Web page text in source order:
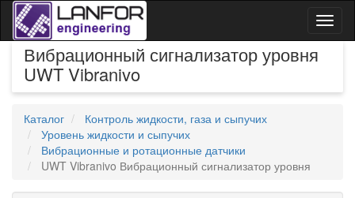
Вибрационный сигнализатор уровня
UWT Vibranivo
Каталог
Контроль жидкости, газа и сыпучих
Уровень жидкости и сыпучих
Вибрационные и ротационные датчики
UWT Vibranivo Вибрационный сигнализатор уровня